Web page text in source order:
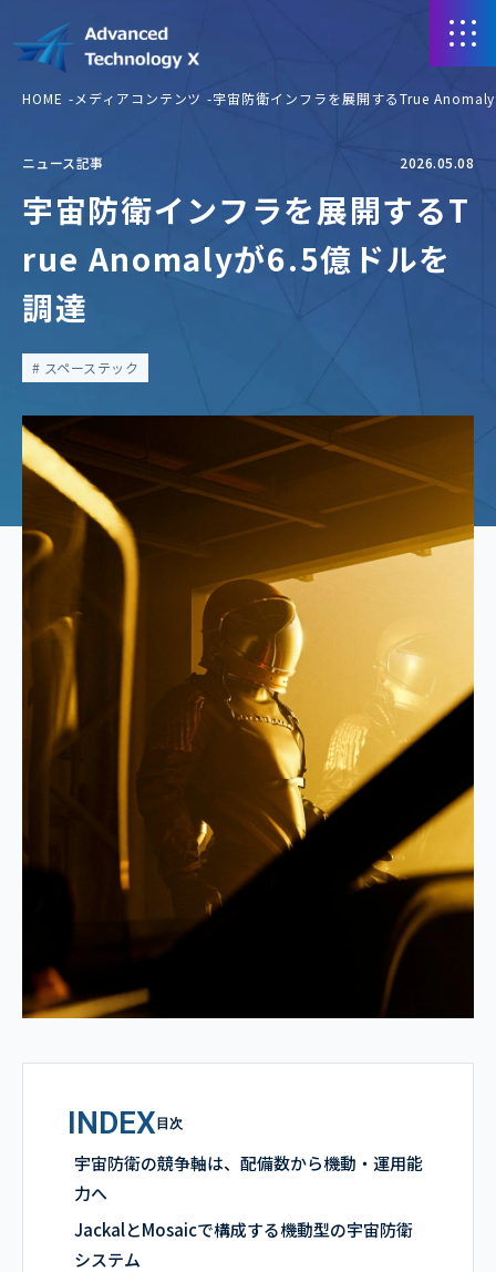
HOME メディアコンテンツ 宇宙防衛インフラを展開するTrue
ニュース記事 2026.05.08
宇宙防衛インフラを展開するT
rue Anomalyが6.5億ドルを
調達
スペーステック
INDEX目次
宇宙防衛の競争軸は、配備数から機動・運用能
力へ
JackalとMosaicで構成する機動型の宇宙防衛
システム